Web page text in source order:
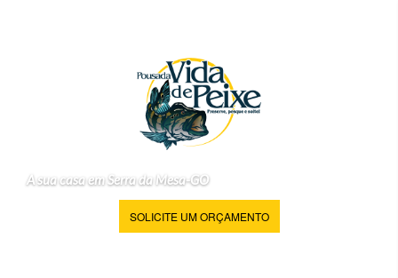
A sua casa em Serra da Mesa-GO
SOLICITE UM ORÇAMENTO